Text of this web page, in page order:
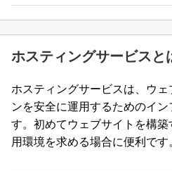
ホスティングサービスと
ホスティングサービスは、ウ
ンを安全に運用するためのイ
す。初めてウェブサイトを構
用環境を求める場合に便利です